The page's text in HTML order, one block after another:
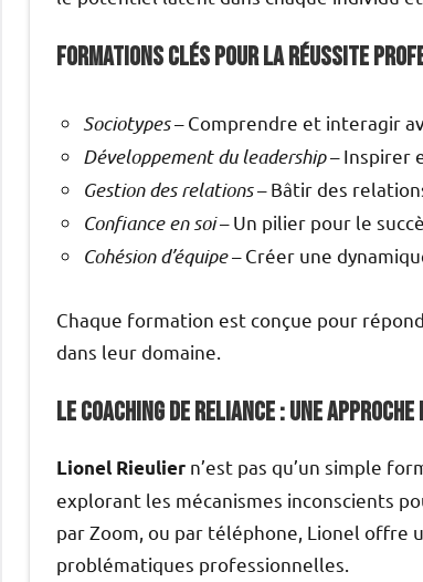
Formations Clés pour la Réussite
Sociotypes– Comprendre et interagir
Développement du leadership– Inspirer
Gestion des relations– Bâtir des
Confiance en soi– Un pilier pour le
Cohésion d’équipe– Créer une
Chaque formation est conçue pour
dans leur domaine.
Le Coaching de Reliance : Une
Lionel Rieulier n’est pas qu’un simple
explorant les mécanismes inconscients
par Zoom, ou par téléphone, Lionel offre
problématiques professionnelles.